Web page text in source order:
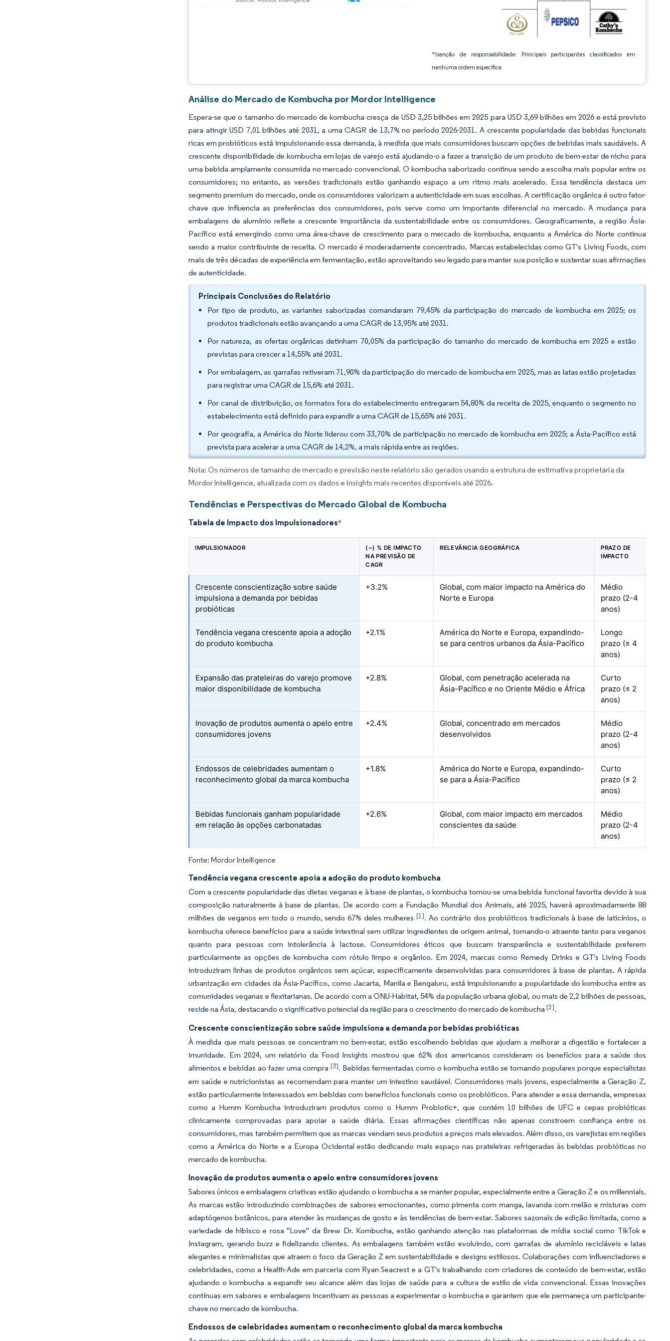
*Isenção de responsabilidade: Principais participantes classificados em
nenhuma ordem específica
Análise do Mercado de Kombucha por Mordor Intelligence
Espera-se que o tamanho do mercado de kombucha cresça de USD 3,25 bilhões em 2025 para USD 3,69 bilhões em 2026 e está previsto
para atingir USD 7,01 bilhões até 2031, a uma CAGR de 13,7% no período 2026-2031. A crescente popularidade das bebidas funcionais
ricas em probióticos está impulsionando essa demanda, à medida que mais consumidores buscam opções de bebidas mais saudáveis. A
crescente disponibilidade de kombucha em lojas de varejo está ajudando-o a fazer a transição de um produto de bem-estar de nicho para
uma bebida amplamente consumida no mercado convencional. O kombucha saborizado continua sendo a escolha mais popular entre os
consumidores; no entanto, as versões tradicionais estão ganhando espaço a um ritmo mais acelerado. Essa tendência destaca um
segmento premium do mercado, onde os consumidores valorizam a autenticidade em suas escolhas. A certificação orgânica é outro fator-
chave que influencia as preferências dos consumidores, pois serve como um importante diferencial no mercado. A mudança para
embalagens de alumínio reflete a crescente importância da sustentabilidade entre os consumidores. Geograficamente, a região Ásia-
Pacífico está emergindo como uma área-chave de crescimento para o mercado de kombucha, enquanto a América do Norte continua
sendo a maior contribuinte de receita. O mercado é moderadamente concentrado. Marcas estabelecidas como GT's Living Foods, com
mais de três décadas de experiência em fermentação, estão aproveitando seu legado para manter sua posição e sustentar suas afirmações
de autenticidade.
Principais Conclusões do Relatório
Por tipo de produto, as variantes saborizadas comandaram 79,45% da participação do mercado de kombucha em 2025; os
produtos tradicionais estão avançando a uma CAGR de 13,95% até 2031.
Por natureza, as ofertas orgânicas detinham 70,05% da participação do tamanho do mercado de kombucha em 2025 e estão
previstas para crescer a 14,55% até 2031.
Por embalagem, as garrafas retiveram 71,90% da participação do mercado de kombucha em 2025, mas as latas estão projetadas
para registrar uma CAGR de 15,6% até 2031.
Por canal de distribuição, os formatos fora do estabelecimento entregaram 54,80% da receita de 2025, enquanto o segmento no
estabelecimento está definido para expandir a uma CAGR de 15,65% até 2031.
Por geografia, a América do Norte liderou com 33,70% de participação no mercado de kombucha em 2025; a Ásia-Pacífico está
prevista para acelerar a uma CAGR de 14,2%, a mais rápida entre as regiões.
Nota: Os números de tamanho de mercado e previsão neste relatório são gerados usando a estrutura de estimativa proprietária da
Mordor Intelligence, atualizada com os dados e insights mais recentes disponíveis até 2026.
Tendências e Perspectivas do Mercado Global de Kombucha
Tabela de Impacto dos Impulsionadores*
IMPULSIONADOR
(~) % DE IMPACTO
NA PREVISÃO DE
CAGR
RELEVÂNCIA GEOGRÁFICA
PRAZO DE
IMPACTO
Crescente conscientização sobre saúde
impulsiona a demanda por bebidas
probióticas
+3.2%
Global, com maior impacto na América do
Norte e Europa
Médio
prazo (2-4
anos)
Tendência vegana crescente apoia a adoção
do produto kombucha
+2.1%
América do Norte e Europa, expandindo-
se para centros urbanos da Ásia-Pacífico
Longo
prazo (≥ 4
anos)
Expansão das prateleiras do varejo promove
maior disponibilidade de kombucha
+2.8%
Global, com penetração acelerada na
Ásia-Pacífico e no Oriente Médio e África
Curto
prazo (≤ 2
anos)
Inovação de produtos aumenta o apelo entre
consumidores jovens
+2.4%
Global, concentrado em mercados
desenvolvidos
Médio
prazo (2-4
anos)
Endossos de celebridades aumentam o
reconhecimento global da marca kombucha
+1.8%
América do Norte e Europa, expandindo-
se para a Ásia-Pacífico
Curto
prazo (≤ 2
anos)
Bebidas funcionais ganham popularidade
em relação às opções carbonatadas
+2.6%
Global, com maior impacto em mercados
conscientes da saúde
Médio
prazo (2-4
anos)
Fonte: Mordor Intelligence
Tendência vegana crescente apoia a adoção do produto kombucha
Com a crescente popularidade das dietas veganas e à base de plantas, o kombucha tornou-se uma bebida funcional favorita devido à sua
composição naturalmente à base de plantas. De acordo com a Fundação Mundial dos Animais, até 2025, haverá aproximadamente 88
milhões de veganos em todo o mundo, sendo 67% deles mulheres[1]. Ao contrário dos probióticos tradicionais à base de laticínios, o
kombucha oferece benefícios para a saúde intestinal sem utilizar ingredientes de origem animal, tornando-o atraente tanto para veganos
quanto para pessoas com intolerância à lactose. Consumidores éticos que buscam transparência e sustentabilidade preferem
particularmente as opções de kombucha com rótulo limpo e orgânico. Em 2024, marcas como Remedy Drinks e GT's Living Foods
introduziram linhas de produtos orgânicos sem açúcar, especificamente desenvolvidas para consumidores à base de plantas. A rápida
urbanização em cidades da Ásia-Pacífico, como Jacarta, Manila e Bengaluru, está impulsionando a popularidade do kombucha entre as
comunidades veganas e flexitarianas. De acordo com a ONU-Habitat, 54% da população urbana global, ou mais de 2,2 bilhões de pessoas,
reside na Ásia, destacando o significativo potencial da região para o crescimento do mercado de kombucha[2].
Crescente conscientização sobre saúde impulsiona a demanda por bebidas probióticas
À medida que mais pessoas se concentram no bem-estar, estão escolhendo bebidas que ajudam a melhorar a digestão e fortalecer a
imunidade. Em 2024, um relatório da Food Insights mostrou que 62% dos americanos consideram os benefícios para a saúde dos
alimentos e bebidas ao fazer uma compra[3]. Bebidas fermentadas como o kombucha estão se tornando populares porque especialistas
em saúde e nutricionistas as recomendam para manter um intestino saudável. Consumidores mais jovens, especialmente a Geração Z,
estão particularmente interessados em bebidas com benefícios funcionais como os probióticos. Para atender a essa demanda, empresas
como a Humm Kombucha introduziram produtos como o Humm Probiotic+, que contém 10 bilhões de UFC e cepas probióticas
clinicamente comprovadas para apoiar a saúde diária. Essas afirmações científicas não apenas constroem confiança entre os
consumidores, mas também permitem que as marcas vendam seus produtos a preços mais elevados. Além disso, os varejistas em regiões
como a América do Norte e a Europa Ocidental estão dedicando mais espaço nas prateleiras refrigeradas às bebidas probióticas no
mercado de kombucha.
Inovação de produtos aumenta o apelo entre consumidores jovens
Sabores únicos e embalagens criativas estão ajudando o kombucha a se manter popular, especialmente entre a Geração Z e os millennials.
As marcas estão introduzindo combinações de sabores emocionantes, como pimenta com manga, lavanda com melão e misturas com
adaptógenos botânicos, para atender às mudanças de gosto e às tendências de bem-estar. Sabores sazonais de edição limitada, como a
variedade de hibisco e rosa "Love" da Brew Dr. Kombucha, estão ganhando atenção nas plataformas de mídia social como TikTok e
Instagram, gerando buzz e fidelizando clientes. As embalagens também estão evoluindo, com garrafas de alumínio recicláveis e latas
elegantes e minimalistas que atraem o foco da Geração Z em sustentabilidade e designs estilosos. Colaborações com influenciadores e
celebridades, como a Health-Ade em parceria com Ryan Seacrest e a GT's trabalhando com criadores de conteúdo de bem-estar, estão
ajudando o kombucha a expandir seu alcance além das lojas de saúde para a cultura de estilo de vida convencional. Essas inovações
contínuas em sabores e embalagens incentivam as pessoas a experimentar o kombucha e garantem que ele permaneça um participante-
chave no mercado de kombucha.
Endossos de celebridades aumentam o reconhecimento global da marca kombucha